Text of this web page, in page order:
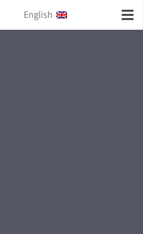
English